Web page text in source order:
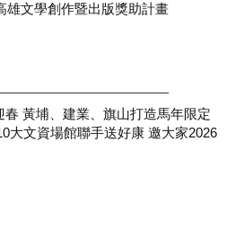
雄文學創作暨出版獎助計畫
春 黃埔、建業、旗山打造馬年限定
大文資場館聯手送好康 邀大家2026